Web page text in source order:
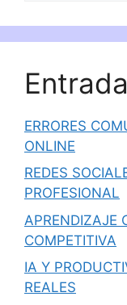
ERRORES
ONLINE
REDES
PROFESIONAL
APRENDIZAJE
COMPETITIVA
IA Y
REALES